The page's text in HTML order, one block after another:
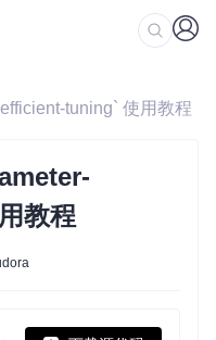
tuning` 使用教程
教程